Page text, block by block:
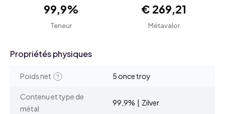
99,9%
Teneur
€ 269,21
Métavalor
Propriétés physiques
Poids net 5 once troy
Contenu et type de
métal
99,9% | Zilver